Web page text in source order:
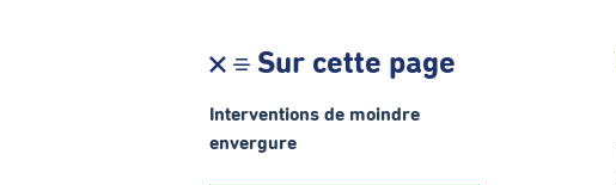
Sur cette page
Interventions de moindre
envergure